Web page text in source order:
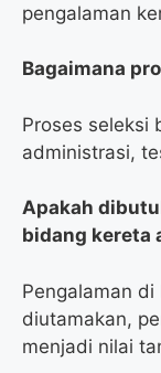
pengalaman
Bagaimana
Proses seleksi
administrasi,
Apakah
bidang kereta
Pengalaman
diutamakan,
menjadi nilai